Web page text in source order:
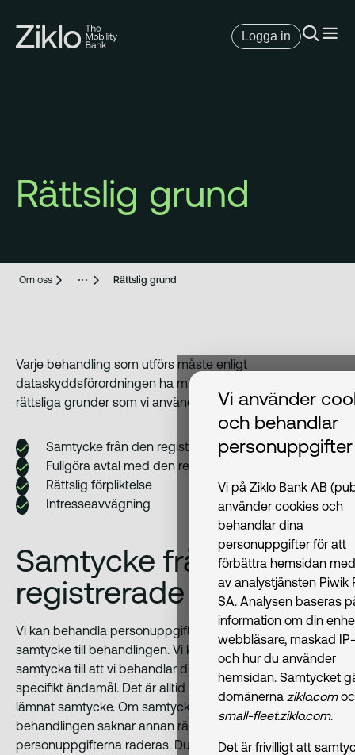
Logga in
Rättslig grund
Om oss Rättslig grund
Varje behandling som utförs måste enligt
dataskyddsförordningen ha minst en rättslig grund. De
rättsliga grunder som vi använder oss av är:
Samtycke från den registrerade
Fullgöra avtal med den registrerade
Rättslig förpliktelse
Intresseavvägning
Samtycke från den
registrerade
Vi kan behandla personuppgifter efter att ha fått ditt
samtycke till behandlingen. Vi kommer i dessa fall be dig
samtycka till att vi behandlar dina personuppgifter för ett
specifikt ändamål. Det är alltid möjligt att återkalla ett
lämnat samtycke. Om samtycket återkallas och
behandlingen saknar annan rättslig grund ska
personuppgifterna raderas. Du kan återkalla ett lämnat
Vi använder
och behandlar
personuppgifter
Vi på Ziklo Bank AB
använder cookies och
behandlar dina
personuppgifter för att
förbättra hemsidan
av analystjänsten Piwik
SA. Analysen baseras
information om din
webbläsare, maskad
och hur du använder
hemsidan. Samtycket
domänerna ziklo.com
small-fleet.ziklo.com.
Det är frivilligt att